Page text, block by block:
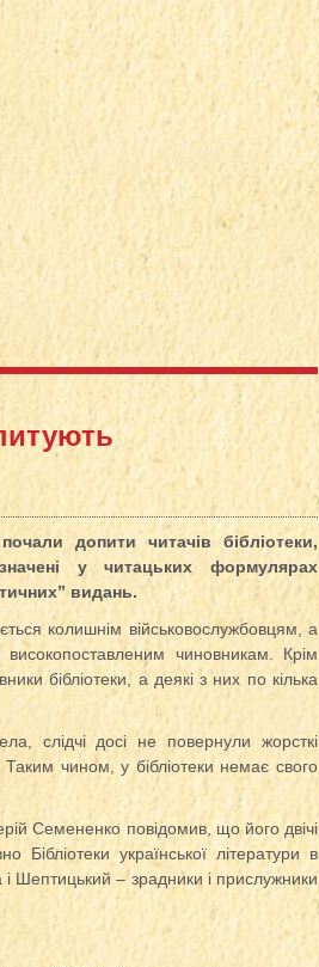
допити читачів бібліотеки,
у читацьких формулярах
видань.
колишнім військовослужбовцям, а
чиновникам. Крім
бібліотеки, а деякі з них по кілька
слідчі досі не повернули жорсткі
Таким чином, у бібліотеки немає свого
Семененко повідомив, що його двічі
Бібліотеки української літератури в
Шептицький – зрадники і прислужники